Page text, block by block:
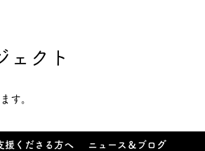
ェクト
す。
援くださる方へ ニュース＆ブログ